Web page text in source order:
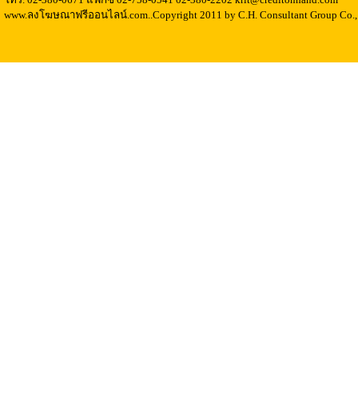
www.ลงโฆษณาฟรีออนไลน์.com..Copyright 2011 by C.H. Consultant Group